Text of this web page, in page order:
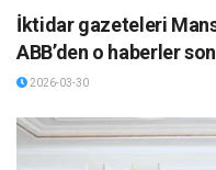
İktidar gazeteleri
ABB’den o haberler
2026-03-30